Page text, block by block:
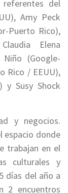
del
Amy Peck
Puerto Rico),
Elena
Niño (Google-
Rico / EEUU),
y Susy Shock
y negocios.
espacio donde
trabajan en el
culturales y
días del año a
2 encuentros